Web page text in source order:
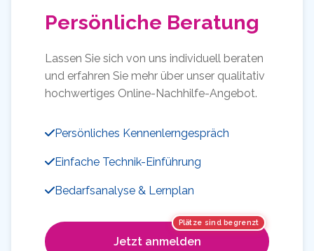
Persönliche Beratung
Lassen Sie sich von uns individuell beraten
und erfahren Sie mehr über unser qualitativ
hochwertiges Online-Nachhilfe-Angebot.
Persönliches Kennenlerngespräch
Einfache Technik-Einführung
Bedarfsanalyse & Lernplan
Plätze sind begrenzt
Jetzt anmelden